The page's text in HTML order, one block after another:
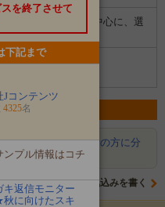
表現が上手な方を中心に、選
。
と思います。視聴者の方に分
真を撮っ…
意気込みを書く
を終了させて
下記まで
Jコンテンツ
4325名
プル情報はコチ
返信モニター
に向けたスキ